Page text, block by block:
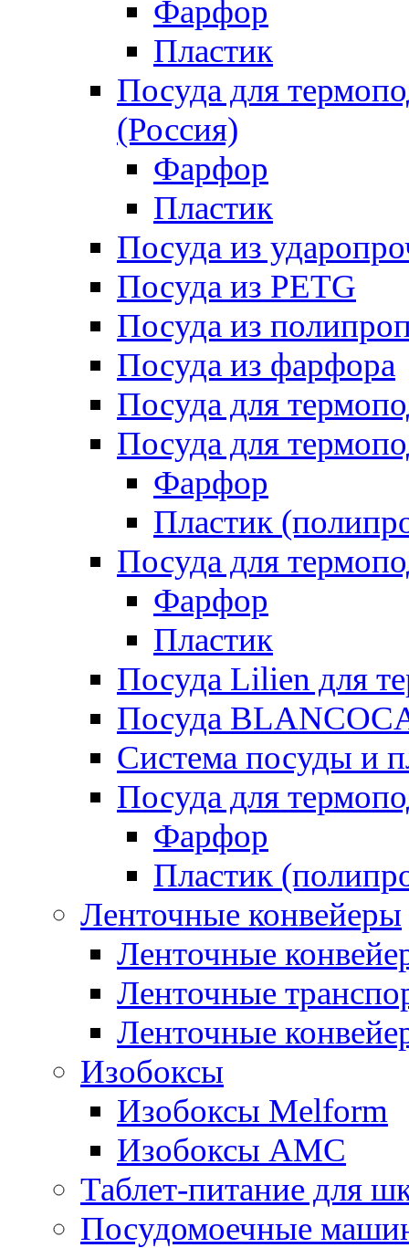
Фарфор
Пластик
Посуда для
(Россия)
Фарфор
Пластик
Посуда из
Посуда из PETG
Посуда из
Посуда из фарфора
Посуда для
Посуда для
Фарфор
Пластик
Посуда для
Фарфор
Пластик
Посуда Lilien для
Посуда
Система посуды и
Посуда для
Фарфор
Пластик
Ленточные конвейеры
Ленточные
Ленточные
Ленточные
Изобоксы
Изобоксы Melform
Изобоксы AMC
Таблет-питание для
Посудомоечные